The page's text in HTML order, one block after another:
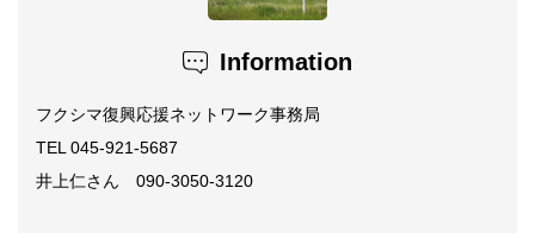
Information
フクシマ復興応援ネットワーク事務局
TEL 045-921-5687
井上仁さん 090-3050-3120